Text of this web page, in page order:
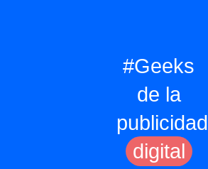
#Geeks
de la
publicidad
digital